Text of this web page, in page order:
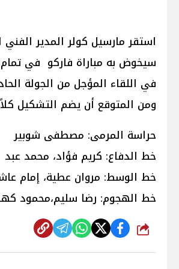
استقر مارسيل كولر المدير
سيخوض به مباراة فاركو في
في اللقاء المؤجل من الجولة
ومن المتوقع أن يضم التشكيل
حراسة المرمى: مصطفى شوبير
خط الدفاع: كريم فؤاد، محمد عبد
خط الوسط: مروان عطية، إمام
خط الهجوم: رضا سليم،محمود
شارك